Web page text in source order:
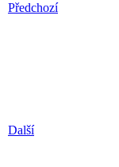
Předchozí
Další